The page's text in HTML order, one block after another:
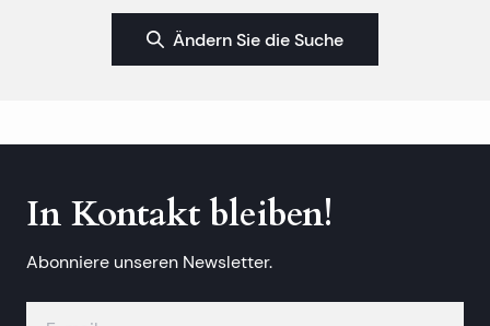
Ändern Sie die Suche
In Kontakt bleiben!
Abonniere unseren Newsletter.